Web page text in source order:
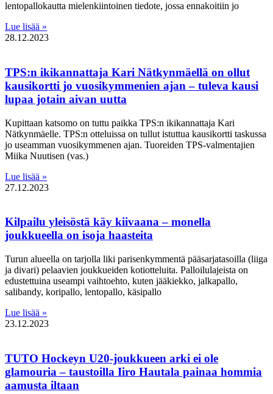
lentopallokautta mielenkiintoinen tiedote, jossa ennakoitiin jo
Lue lisää »
28.12.2023
TPS:n ikikannattaja Kari Nätkynmäellä on ollut
kausikortti jo vuosikymmenien ajan – tuleva kausi
lupaa jotain aivan uutta
Kupittaan katsomo on tuttu paikka TPS:n ikikannattaja Kari
Nätkynmäelle. TPS:n otteluissa on tullut istuttua kausikortti taskussa
jo useamman vuosikymmenen ajan. Tuoreiden TPS-valmentajien
Miika Nuutisen (vas.)
Lue lisää »
27.12.2023
Kilpailu yleisöstä käy kiivaana – monella
joukkueella on isoja haasteita
Turun alueella on tarjolla liki parisenkymmentä pääsarjatasoilla (liiga
ja divari) pelaavien joukkueiden kotiotteluita. Palloilulajeista on
edustettuina useampi vaihtoehto, kuten jääkiekko, jalkapallo,
salibandy, koripallo, lentopallo, käsipallo
Lue lisää »
23.12.2023
TUTO Hockeyn U20-joukkueen arki ei ole
glamouria – taustoilla Iiro Hautala painaa hommia
aamusta iltaan